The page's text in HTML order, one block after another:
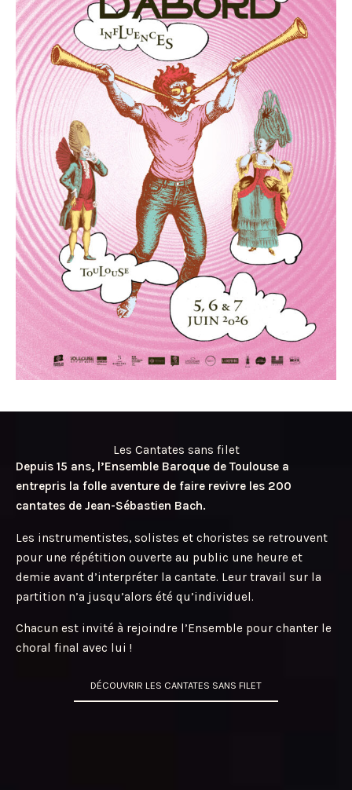
Les Cantates sans filet
Depuis 15 ans, l’Ensemble Baroque de Toulouse a
entrepris la folle aventure de faire revivre les 200
cantates de Jean-Sébastien Bach.
Les instrumentistes, solistes et choristes se retrouvent
pour une répétition ouverte au public une heure et
demie avant d’interpréter la cantate. Leur travail sur la
partition n’a jusqu’alors été qu’individuel.
Chacun est invité à rejoindre l’Ensemble pour chanter le
choral final avec lui !
DÉCOUVRIR LES CANTATES SANS FILET